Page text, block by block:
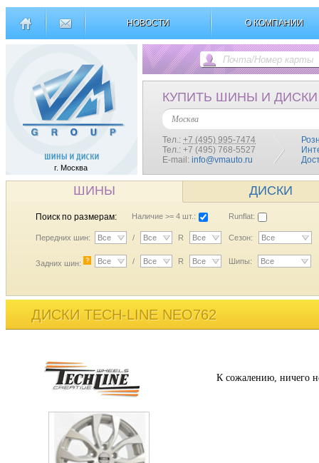
НОВОСТИ О КОМПАНИИ
г. Москва
КУПИТЬ ШИНЫ И ДИСКИ
Москва
Тел.: +7 (495) 995-7474
Тел.: +7 (495) 768-5527
E-mail: info@vmauto.ru
ШИНЫ ДИСКИ
Поиск по размерам: Наличие >= 4 шт.: Runflat:
Передних шин: Все / Все R Все Сезон: Все
Задних шин: ? Все / Все R Все Шипы: Все
ДИСКИ TECH-LINE NEO762
К сожалению, ничего